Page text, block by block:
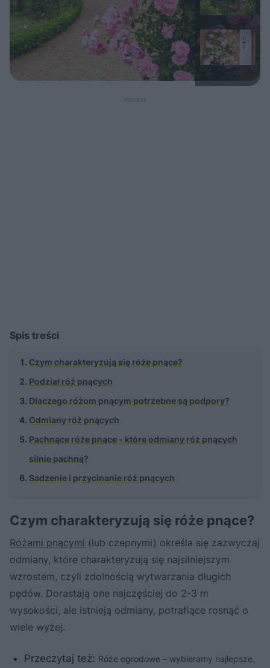
Spis treści
Czym charakteryzują się róże pnące?
Podział róż pnących
Dlaczego różom pnącym potrzebne są podpory?
Odmiany róż pnących
Pachnące róże pnące - które odmiany róż pnących
silnie pachną?
Sadzenie i przycinanie róż pnących
Czym charakteryzują się róże pnące?
Różami pnącymi (lub czepnymi) określa się zazwyczaj
odmiany, które charakteryzują się najsilniejszym
wzrostem, czyli zdolnością wytwarzania długich
pędów. Dorastają one najczęściej do 2-3 m
wysokości, ale istnieją odmiany, potrafiące rosnąć o
wiele wyżej.
Przeczytaj też: Róże ogrodowe – wybieramy najlepsze.